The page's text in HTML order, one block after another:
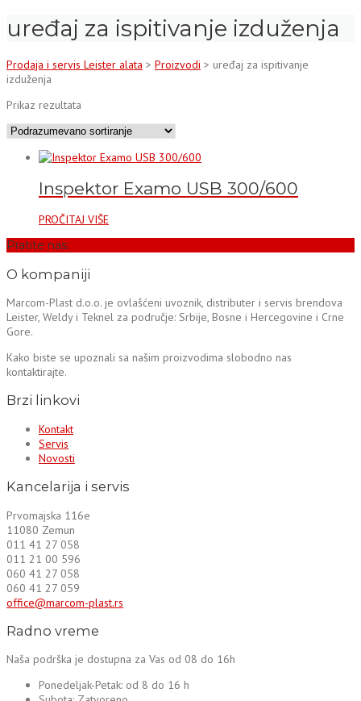
uređaj za ispitivanje izduženja
Prodaja i servis Leister alata > Proizvodi > uređaj za ispitivanje
izduženja
Prikaz rezultata
Inspektor Examo USB 300/600
PROČITAJ VIŠE
Pratite nas:
O kompaniji
Marcom-Plast d.o.o. je ovlašćeni uvoznik, distributer i servis brendova
Leister, Weldy i Teknel za područje: Srbije, Bosne i Hercegovine i Crne
Gore.
Kako biste se upoznali sa našim proizvodima slobodno nas
kontaktirajte.
Brzi linkovi
Kontakt
Servis
Novosti
Kancelarija i servis
Prvomajska 116e
11080 Zemun
011 41 27 058
011 21 00 596
060 41 27 058
060 41 27 059
office@marcom-plast.rs
Radno vreme
Naša podrška je dostupna za Vas od 08 do 16h
Ponedeljak-Petak: od 8 do 16 h